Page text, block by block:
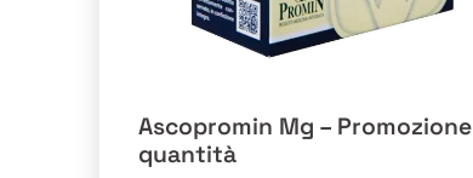
Ascopromin Mg – Promozione
quantità